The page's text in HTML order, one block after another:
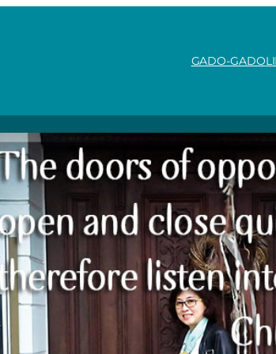
GADO-GADO